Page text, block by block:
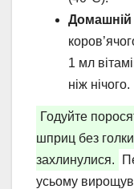
Домашній
1 мл
ніж нічого.
Годуйте
шприц без
захлинулися.
усьому